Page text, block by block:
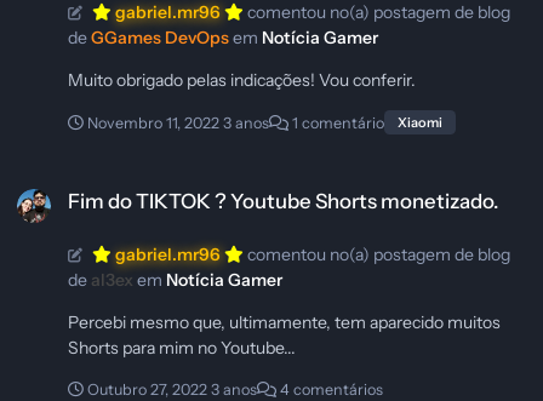
Espanha descia uma posição na classificação e estaria sendo
eliminada junto com a Alemanha), e se despedindo da copa
mais cedo. Ao menos a Alemanha foi embora. E não
demorou muito, mas a Espanha caiu pra Marrocos nas
oitavas, o que foi mais alucinante de acompanhar, mas como
gabriel.mr96
comentou no(a) postagem de blog
deGGames DevOpsem Notícia Gamer
Muito obrigado pelas indicações! Vou conferir.
Novembro 11, 2022 3 anos 1 comentário Xiaomi
Fim do TIKTOK ? Youtube Shorts monetizado.
gabriel.mr96
comentou no(a) postagem de blog
de al3ex em Notícia Gamer
Percebi mesmo que, ultimamente, tem aparecido muitos
Shorts para mim no Youtube...
Outubro 27, 2022 3 anos 4 comentários